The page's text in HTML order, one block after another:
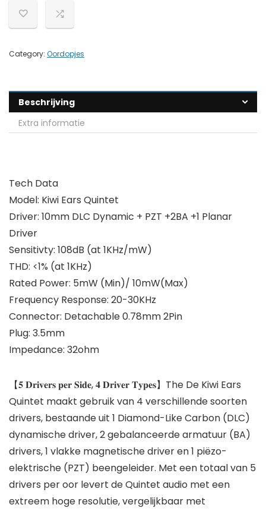
Category: Oordopjes
Beschrijving
Extra informatie
Tech Data
Model: Kiwi Ears Quintet
Driver: 10mm DLC Dynamic + PZT +2BA +1 Planar
Driver
Sensitivty: 108dB (at 1KHz/mW)
THD: <1% (at 1KHz)
Rated Power: 5mW (Min)/ 10mW(Max)
Frequency Response: 20-30KHz
Connector: Detachable 0.78mm 2Pin
Plug: 3.5mm
Impedance: 32ohm
【𝟓 𝐃𝐫𝐢𝐯𝐞𝐫𝐬 𝐩𝐞𝐫 𝐒𝐢𝐝𝐞, 𝟒 𝐃𝐫𝐢𝐯𝐞𝐫 𝐓𝐲𝐩𝐞𝐬】The De Kiwi Ears
Quintet maakt gebruik van 4 verschillende soorten
drivers, bestaande uit 1 Diamond-Like Carbon (DLC)
dynamische driver, 2 gebalanceerde armatuur (BA)
drivers, 1 vlakke magnetische driver en 1 piëzo-
elektrische (PZT) beengeleider. Met een totaal van 5
drivers per oor levert de Quintet audio met een
extreem hoge resolutie, vergelijkbaar met